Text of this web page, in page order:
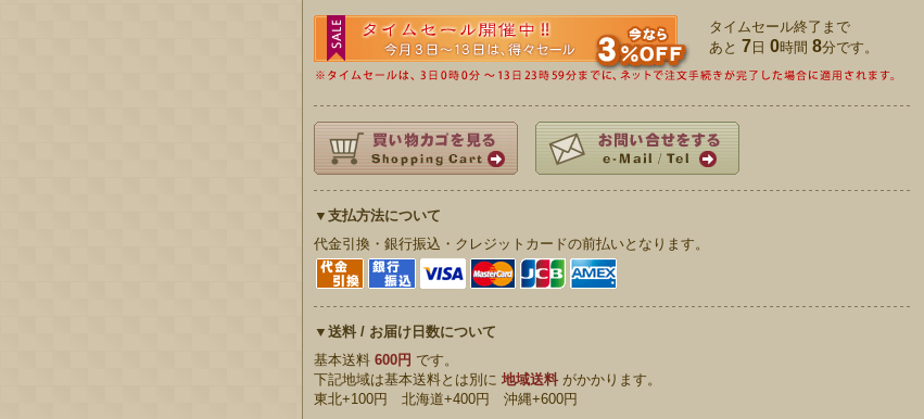
タイムセール終了まで
あと 7 日 0時間 8分です。
▼支払方法について
代金引換・銀行振込・クレジットカードの前払いとなります。
▼送料 / お届け日数について
基本送料 600円 です。
下記地域は基本送料とは別に 地域送料がかかります。
東北+100円 北海道+400円 沖縄+600円